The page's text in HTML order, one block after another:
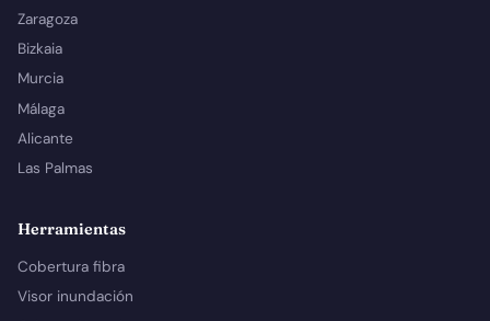
Zaragoza
Bizkaia
Murcia
Málaga
Alicante
Las Palmas
Herramientas
Cobertura fibra
Visor inundación